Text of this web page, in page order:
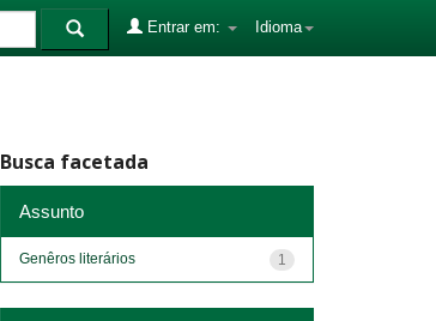
Idioma
Entrar em:
Busca facetada
Assunto
1
Genêros literários